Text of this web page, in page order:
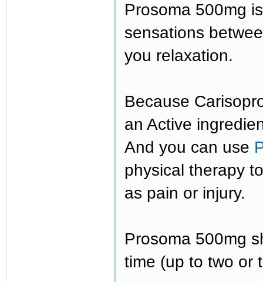
Prosoma 500mg
sensations
you relaxation.
Because
an Active
And you can use
physical therapy
as pain or injury.
Prosoma 500mg
time (up to two or